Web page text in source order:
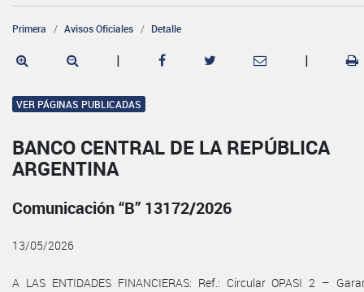
Primera Avisos Oficiales Detalle
VER PÁGINAS PUBLICADAS
BANCO CENTRAL DE LA REPÚBLICA
ARGENTINA
Comunicación “B” 13172/2026
13/05/2026
A LAS ENTIDADES FINANCIERAS: Ref.: Circular OPASI 2 –